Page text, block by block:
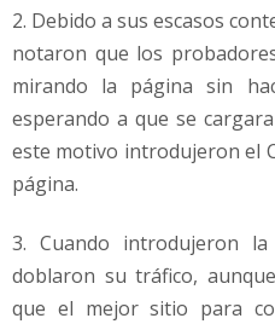
2. Debido a sus escasos
notaron que los
mirando la página sin
esperando a que se
este motivo introdujeron el
página.
3. Cuando introdujeron
doblaron su tráfico,
que el mejor sitio para